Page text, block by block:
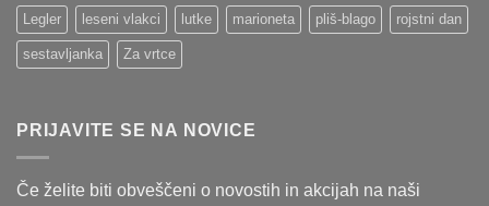
Legler leseni vlakci lutke marioneta pliš-blago rojstni dan
sestavljanka Za vrtce
PRIJAVITE SE NA NOVICE
Če želite biti obveščeni o novostih in akcijah na naši